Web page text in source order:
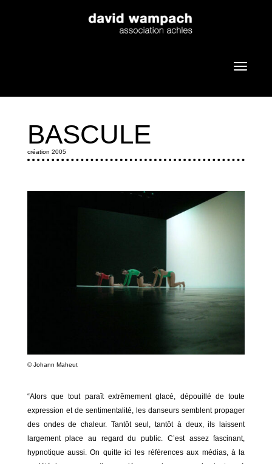
BASCULE
création 2005
©Johann Maheut
“Alors que tout paraît extrêmement glacé, dépouillé de toute
expression et de sentimentalité, les danseurs semblent propager
des ondes de chaleur. Tantôt seul, tantôt à deux, ils laissent
largement place au regard du public. C’est assez fascinant,
hypnotique aussi. On quitte ici les références aux médias, à la